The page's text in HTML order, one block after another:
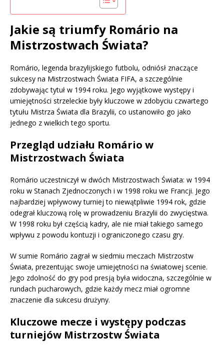
Jakie są triumfy Romário na
Mistrzostwach Świata?
Romário, legenda brazylijskiego futbolu, odniósł znaczące
sukcesy na Mistrzostwach Świata FIFA, a szczególnie
zdobywając tytuł w 1994 roku. Jego wyjątkowe występy i
umiejętności strzeleckie były kluczowe w zdobyciu czwartego
tytułu Mistrza Świata dla Brazylii, co ustanowiło go jako
jednego z wielkich tego sportu.
Przegląd udziału Romário w
Mistrzostwach Świata
Romário uczestniczył w dwóch Mistrzostwach Świata: w 1994
roku w Stanach Zjednoczonych i w 1998 roku we Francji. Jego
najbardziej wpływowy turniej to niewątpliwie 1994 rok, gdzie
odegrał kluczową rolę w prowadzeniu Brazylii do zwycięstwa.
W 1998 roku był częścią kadry, ale nie miał takiego samego
wpływu z powodu kontuzji i ograniczonego czasu gry.
W sumie Romário zagrał w siedmiu meczach Mistrzostw
Świata, prezentując swoje umiejętności na światowej scenie.
Jego zdolność do gry pod presją była widoczna, szczególnie w
rundach pucharowych, gdzie każdy mecz miał ogromne
znaczenie dla sukcesu drużyny.
Kluczowe mecze i występy podczas
turniejów Mistrzostw Świata